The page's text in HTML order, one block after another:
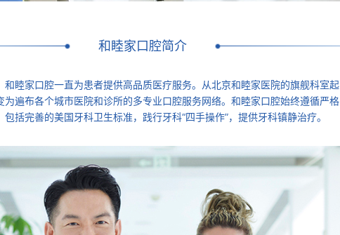
和睦家口腔简介
和睦家口腔一直为患者提供高品质医疗服务。从北京和睦家医院的旗舰科室起
为遍布各个城市医院和诊所的多专业口腔服务网络。和睦家口腔始终遵循严格
包括完善的美国牙科卫生标准，践行牙科“四手操作”，提供牙科镇静治疗。